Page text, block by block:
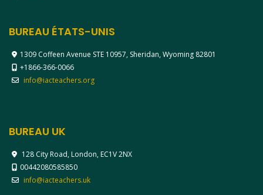
BUREAU ÉTATS-UNIS
1309 Coffeen Avenue STE 10957, Sheridan, Wyoming 82801
+1866-366-0066
info@iacteachers.org
BUREAU UK
128 City Road, London, EC1V 2NX
00442080585850
info@iacteachers.uk